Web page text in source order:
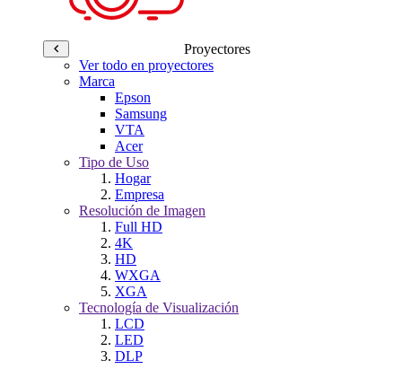
Proyectores
Ver todo en proyectores
Marca
Epson
Samsung
VTA
Acer
Tipo de Uso
Hogar
Empresa
Resolución de Imagen
Full HD
4K
HD
WXGA
XGA
Tecnología de Visualización
LCD
LED
DLP